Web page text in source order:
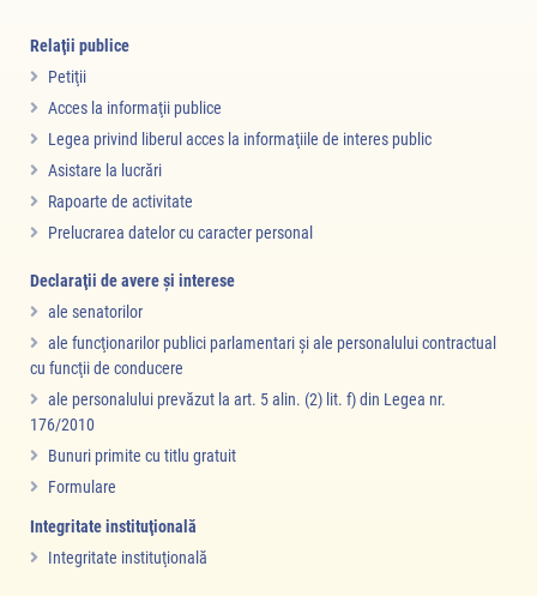
Relaţii publice
Petiţii
Acces la informaţii publice
Legea privind liberul acces la informaţiile de interes public
Asistare la lucrări
Rapoarte de activitate
Prelucrarea datelor cu caracter personal
Declaraţii de avere şi interese
ale senatorilor
ale funcţionarilor publici parlamentari şi ale personalului contractual
cu funcţii de conducere
ale personalului prevăzut la art. 5 alin. (2) lit. f) din Legea nr.
176/2010
Bunuri primite cu titlu gratuit
Formulare
Integritate instituţională
Integritate instituţională